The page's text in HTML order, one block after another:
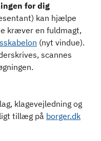
for dig
kan hjælpe
kræver en fuldmagt,
(nyt vindue).
scannes
klagevejledning og
tillæg på borger.dk